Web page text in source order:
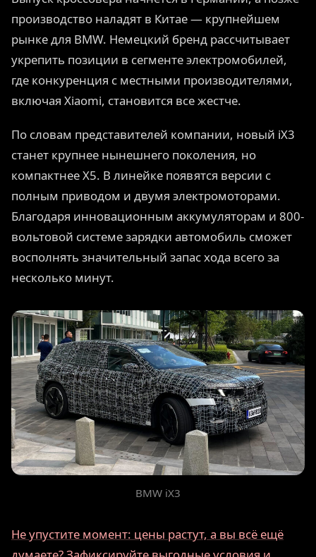
производство наладят в Китае — крупнейшем
рынке для BMW. Немецкий бренд рассчитывает
укрепить позиции в сегменте электромобилей,
где конкуренция с местными производителями,
включая Xiaomi, становится все жестче.
По словам представителей компании, новый iX3
станет крупнее нынешнего поколения, но
компактнее X5. В линейке появятся версии с
полным приводом и двумя электромоторами.
Благодаря инновационным аккумуляторам и 800-
вольтовой системе зарядки автомобиль сможет
восполнять значительный запас хода всего за
несколько минут.
BMW iX3
Не упустите момент: цены растут, а вы всё ещё